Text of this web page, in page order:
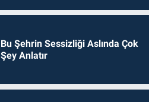
Bu Şehrin Sessizliği Aslında Çok
Şey Anlatır